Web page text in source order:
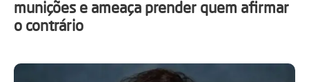
munições e ameaça prender quem afirmar
o contrário